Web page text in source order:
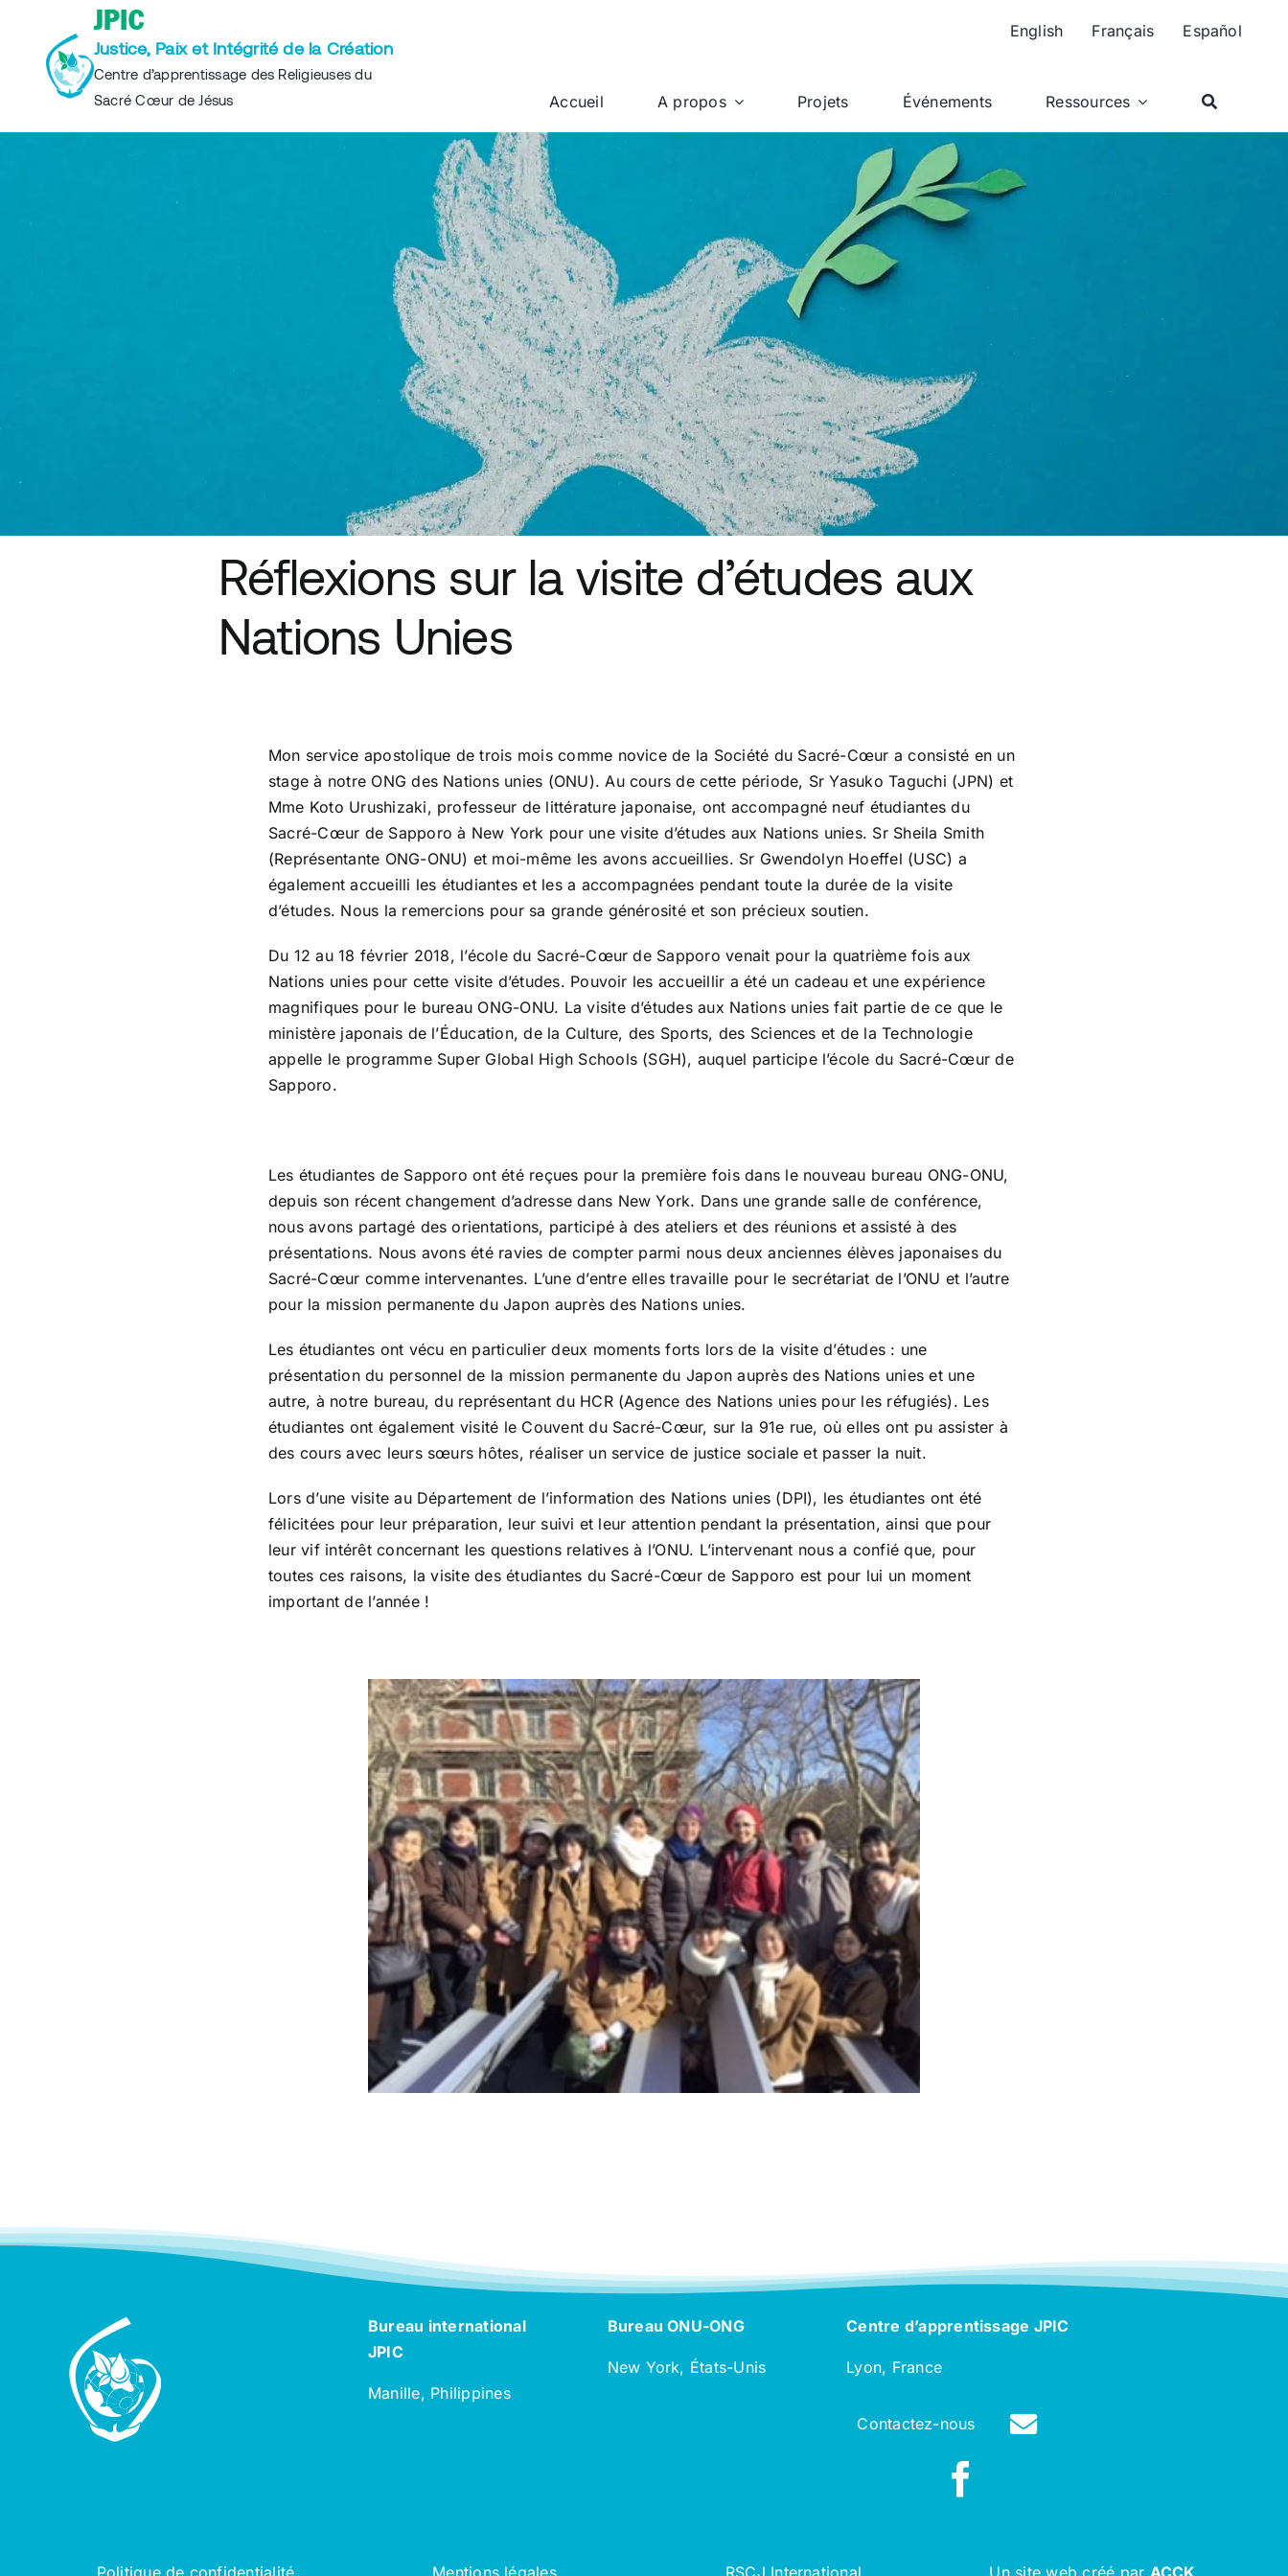
content
JPIC
Justice, Paix et Intégrité de la Création
Centre d’apprentissage des Religieuses du
Sacré Cœur de Jésus
English Français Español
Accueil A propos Projets Événements Ressources
Réflexions sur la visite d’études aux
Nations Unies
Mon service apostolique de trois mois comme novice de la Société du Sacré-Cœur a consisté en un
stage à notre ONG des Nations unies (ONU). Au cours de cette période, Sr Yasuko Taguchi (JPN) et
Mme Koto Urushizaki, professeur de littérature japonaise, ont accompagné neuf étudiantes du
Sacré-Cœur de Sapporo à New York pour une visite d’études aux Nations unies. Sr Sheila Smith
(Représentante ONG-ONU) et moi-même les avons accueillies. Sr Gwendolyn Hoeffel (USC) a
également accueilli les étudiantes et les a accompagnées pendant toute la durée de la visite
d’études. Nous la remercions pour sa grande générosité et son précieux soutien.
Du 12 au 18 février 2018, l’école du Sacré-Cœur de Sapporo venait pour la quatrième fois aux
Nations unies pour cette visite d’études. Pouvoir les accueillir a été un cadeau et une expérience
magnifiques pour le bureau ONG-ONU. La visite d’études aux Nations unies fait partie de ce que le
ministère japonais de l’Éducation, de la Culture, des Sports, des Sciences et de la Technologie
appelle le programme Super Global High Schools (SGH), auquel participe l’école du Sacré-Cœur de
Sapporo.
Les étudiantes de Sapporo ont été reçues pour la première fois dans le nouveau bureau ONG-ONU,
depuis son récent changement d’adresse dans New York. Dans une grande salle de conférence,
nous avons partagé des orientations, participé à des ateliers et des réunions et assisté à des
présentations. Nous avons été ravies de compter parmi nous deux anciennes élèves japonaises du
Sacré-Cœur comme intervenantes. L’une d’entre elles travaille pour le secrétariat de l’ONU et l’autre
pour la mission permanente du Japon auprès des Nations unies.
Les étudiantes ont vécu en particulier deux moments forts lors de la visite d’études : une
présentation du personnel de la mission permanente du Japon auprès des Nations unies et une
autre, à notre bureau, du représentant du HCR (Agence des Nations unies pour les réfugiés). Les
étudiantes ont également visité le Couvent du Sacré-Cœur, sur la 91e rue, où elles ont pu assister à
des cours avec leurs sœurs hôtes, réaliser un service de justice sociale et passer la nuit.
Lors d’une visite au Département de l’information des Nations unies (DPI), les étudiantes ont été
félicitées pour leur préparation, leur suivi et leur attention pendant la présentation, ainsi que pour
leur vif intérêt concernant les questions relatives à l’ONU. L’intervenant nous a confié que, pour
toutes ces raisons, la visite des étudiantes du Sacré-Cœur de Sapporo est pour lui un moment
important de l’année !
Bureau international
JPIC
Manille, Philippines
Bureau ONU-ONG
New York, États-Unis
Centre d’apprentissage JPIC
Lyon, France
Contactez-nous